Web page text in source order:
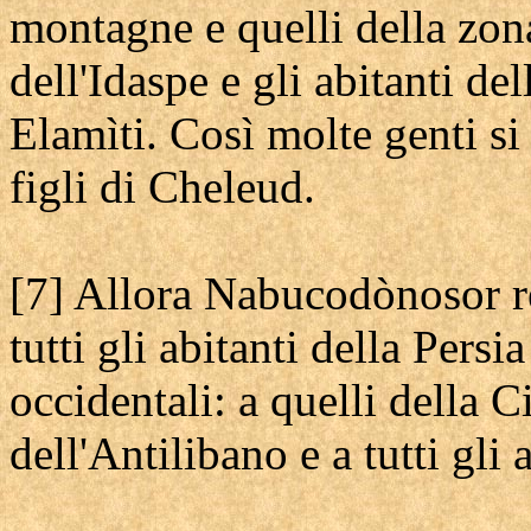
montagne e quelli della
dell'Idaspe e gli abitanti
Elamìti. Così molte genti
figli di Cheleud.
[7] Allora Nabucodònosor
tutti gli abitanti della
occidentali: a quelli della
dell'Antilibano e a tutti gli